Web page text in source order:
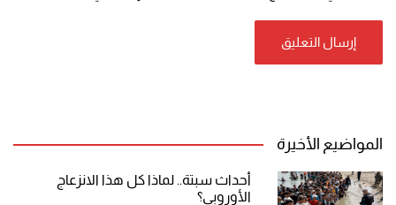
المواضيع الأخيرة
أحداث سبتة.. لماذا كل هذا الانزعاج
الأوروبي؟